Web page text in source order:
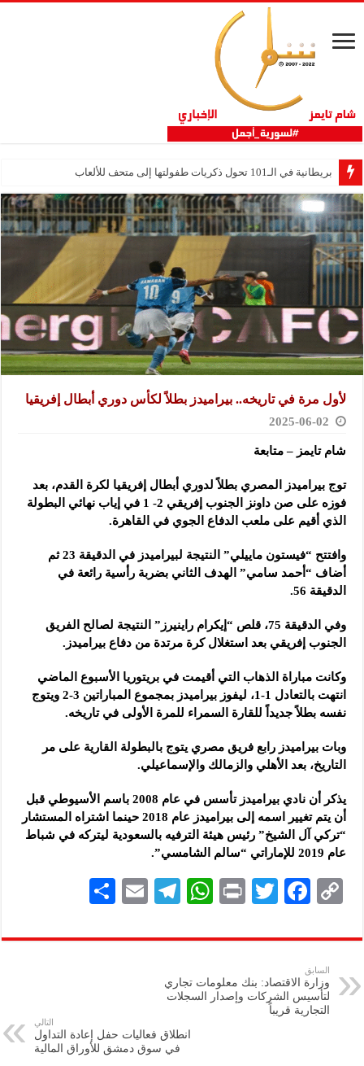
بريطانية في الـ101 تحول ذكريات طفولتها إلى متحف للألعاب
لأول مرة في تاريخه.. بيراميدز بطلاً لكأس دوري أبطال إفريقيا
2025-06-02
شام تايمز – متابعة
توج بيراميدز المصري بطلاً لدوري أبطال إفريقيا لكرة القدم، بعد
فوزه على صن داونز الجنوب إفريقي 2- 1 في إياب نهائي البطولة
الذي أقيم على ملعب الدفاع الجوي في القاهرة.
وافتتح “فيستون ماييلي” النتيجة لبيراميدز في الدقيقة 23 ثم
أضاف “أحمد سامي” الهدف الثاني بضربة رأسية رائعة في
الدقيقة 56.
وفي الدقيقة 75، قلص “إيكرام راينيرز” النتيجة لصالح الفريق
الجنوب إفريقي بعد استغلال كرة مرتدة من دفاع بيراميدز.
وكانت مباراة الذهاب التي أقيمت في بريتوريا الأسبوع الماضي
انتهت بالتعادل 1-1، ليفوز بيراميدز بمجموع المباراتين 3-2 ويتوج
نفسه بطلاً جديداً للقارة السمراء للمرة الأولى في تاريخه.
وبات بيراميدز رابع فريق مصري يتوج بالبطولة القارية على مر
التاريخ، بعد الأهلي والزمالك والإسماعيلي.
يذكر أن نادي بيراميدز تأسس في عام 2008 باسم الأسيوطي قبل
أن يتم تغيير اسمه إلى بيراميدز عام 2018 حينما اشتراه المستشار
“تركي آل الشيخ” رئيس هيئة الترفيه بالسعودية ليتركه في شباط
عام 2019 للإماراتي “سالم الشامسي”.
C
p
y
Li
n
F
eb
k
T
tt
P
nt
W
at
A
p
Te
gr
E
ai
ar
السابق
وزارة الاقتصاد: بنك معلومات تجاري
لتأسيس الشركات وإصدار السجلات
التجارية قريباً
التالي
انطلاق فعاليات حفل إعادة التداول
في سوق دمشق للأوراق المالية